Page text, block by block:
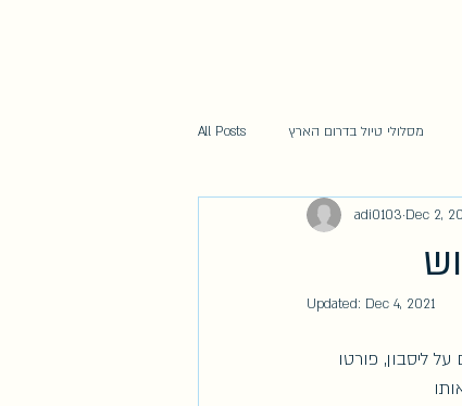
All Posts מסלולי טיול בדרום הארץ
adi0103 Dec 2,
Updated: Dec 4, 2021
פורטו (2 ימים) ועמק הדורו (2 ימים). פרטים על ליסבון, פורטו